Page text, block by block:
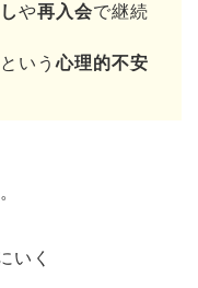
や再入会で継続
いう心理的不安
いく